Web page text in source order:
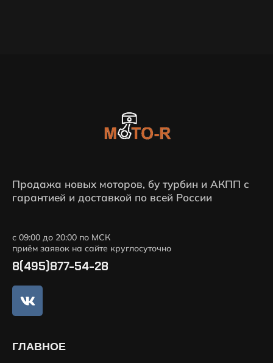
Продажа новых моторов, бу турбин и АКПП с
гарантией и доставкой по всей России
с 09:00 до 20:00 по МСК
приём заявок на сайте круглосуточно
8(495)877-54-28
ГЛАВНОЕ